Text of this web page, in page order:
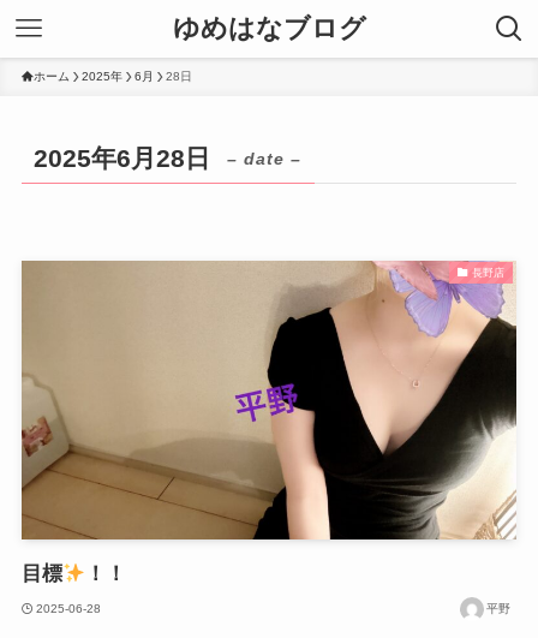
ゆめはなブログ
ホーム 2025年 6月 28日
2025年6月28日 – date –
長野店
目標 ！！
2025-06-28 平野